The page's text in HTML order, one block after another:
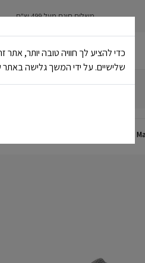
משלוח חינם מעל 499 ש"ח
נשים ילדים
🔥 20% הנחה על כל הביגוד באתר ובחנויות - לזמן מוגבל
כדי להציע לך חוויה טובה יותר,
שלישיים. על ידי המשך גלישה באתר